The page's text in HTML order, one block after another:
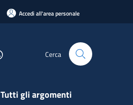
Accedi all'area personale
Cerca
Tutti gli argomenti